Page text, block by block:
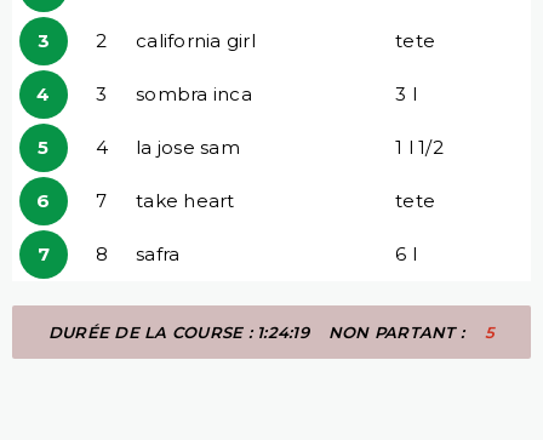
3 2 california girl tete
4 3 sombra inca 3 l
5 4 la jose sam 1 l 1/2
6 7 take heart tete
7 8 safra 6 l
DURÉE DE LA COURSE : 1:24:19 NON PARTANT : 5